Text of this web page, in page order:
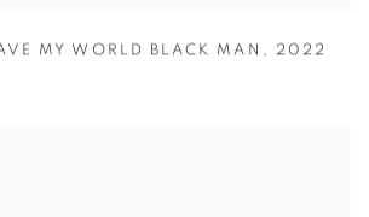
MY WORLD BLACK MAN , 2022